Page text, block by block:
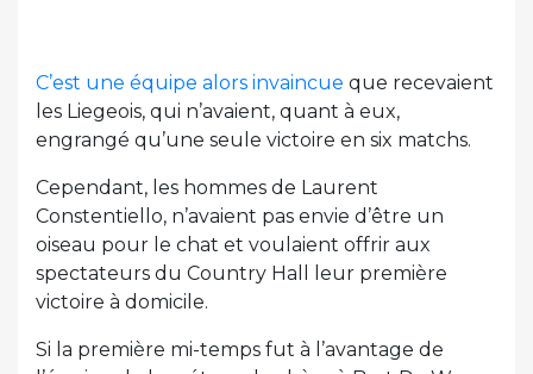
C’est une équipe alors invaincue que recevaient
les Liegeois, qui n’avaient, quant à eux,
engrangé qu’une seule victoire en six matchs.
Cependant, les hommes de Laurent
Constentiello, n’avaient pas envie d’être un
oiseau pour le chat et voulaient offrir aux
spectateurs du Country Hall leur première
victoire à domicile.
Si la première mi-temps fut à l’avantage de